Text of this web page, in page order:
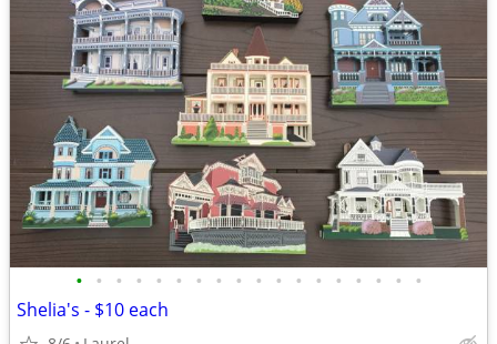
• • • • • • • • • • • • • • • • • •
Shelia's - $10 each